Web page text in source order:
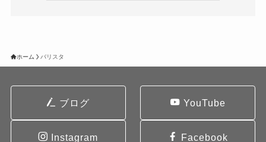
ホーム バリスタ
ブログ YouTube
Instagram Facebook